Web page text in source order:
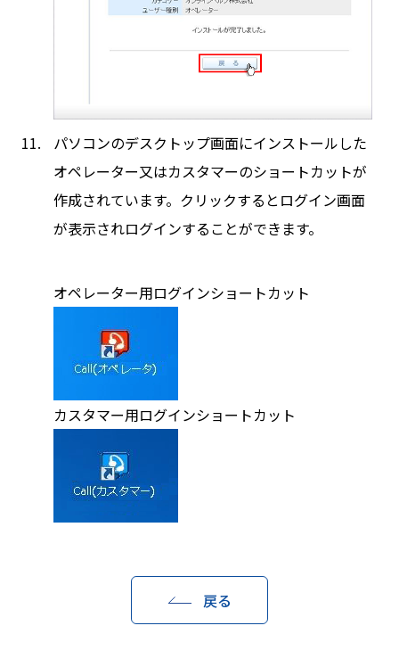
パソコンのデスクトップ画面にインストールした
オペレーター又はカスタマーのショートカットが
作成されています。クリックするとログイン画面
が表示されログインすることができます。
オペレーター用ログインショートカット
カスタマー用ログインショートカット
戻る